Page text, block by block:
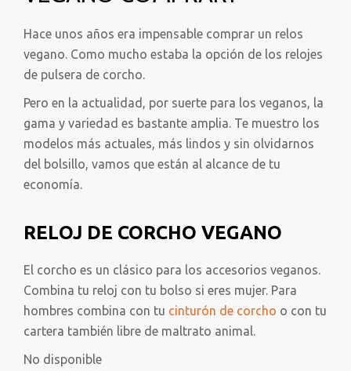
Hace unos años era impensable comprar un relos
vegano. Como mucho estaba la opción de los relojes
de pulsera de corcho.
Pero en la actualidad, por suerte para los veganos, la
gama y variedad es bastante amplia. Te muestro los
modelos más actuales, más lindos y sin olvidarnos
del bolsillo, vamos que están al alcance de tu
economía.
RELOJ DE CORCHO VEGANO
El corcho es un clásico para los accesorios veganos.
Combina tu reloj con tu bolso si eres mujer. Para
hombres combina con tu cinturón de corcho o con tu
cartera también libre de maltrato animal.
No disponible